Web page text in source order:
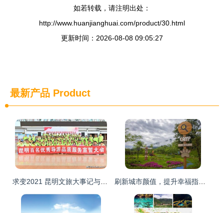
如若转载，请注明出处：
http://www.huanjianghuai.com/product/30.html
更新时间：2026-08-08 09:05:27
最新产品 Product